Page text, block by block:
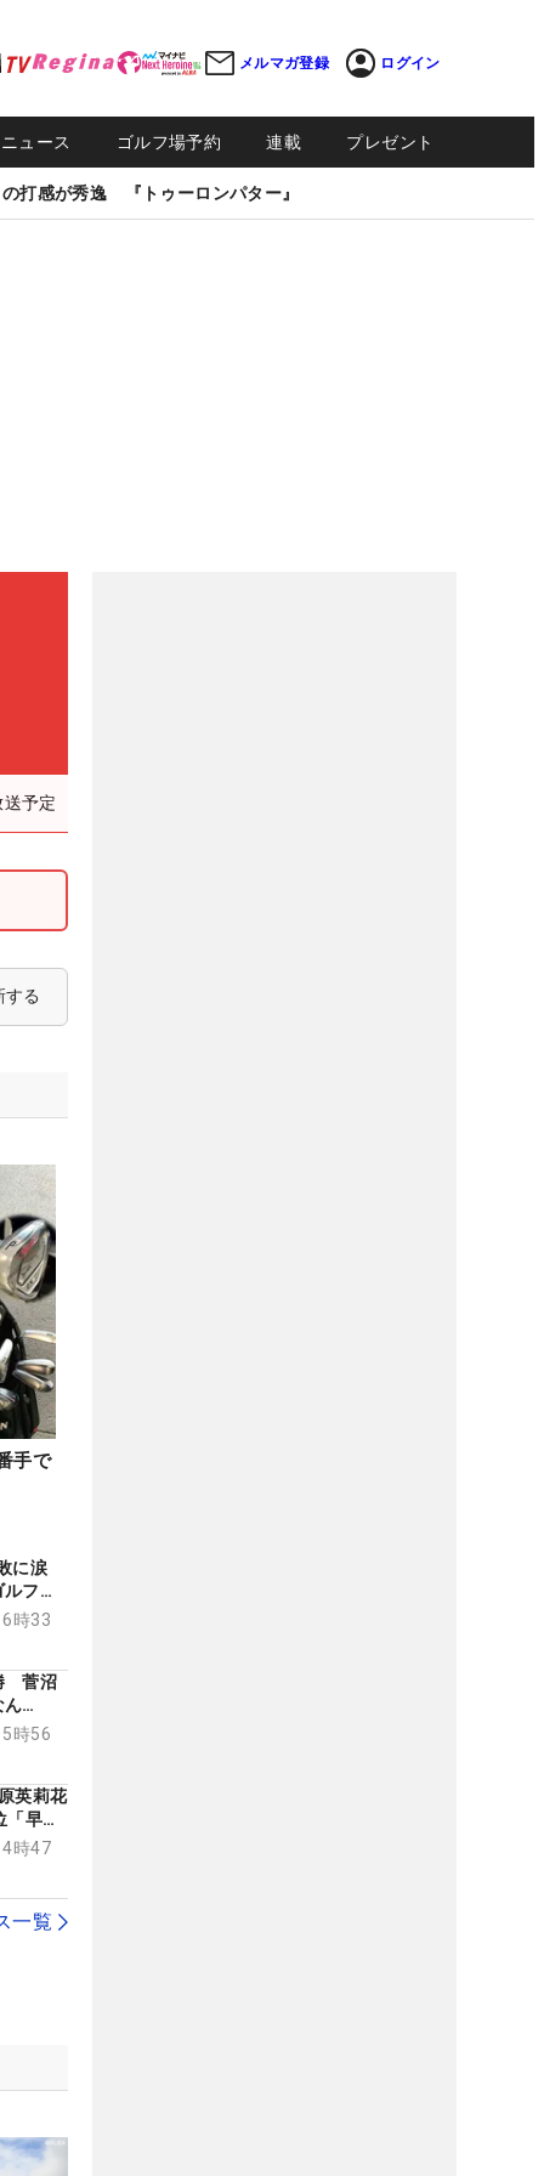
メルマガ登録 ログイン
ュース ゴルフ場予約 連載 プレゼント
打感が秀逸 『トゥーロンパター』
予定
する
手で
に涙
フを
時33
菅沼
ん
い時56
英莉花
早く
時47
一覧